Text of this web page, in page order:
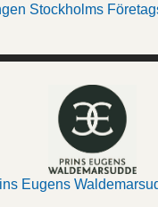
Stockholms
Eugens